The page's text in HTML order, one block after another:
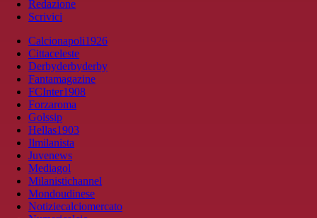
Redazione
Scrivici
Calcionapoli1926
Cittaceleste
Derbyderbyderby
Fantamagazine
FCInter1908
Forzaroma
Golssip
Hellas1903
Ilmilanista
Juvenews
Mediagol
Milanistichannel
Mondoudinese
Notiziecalciomercato